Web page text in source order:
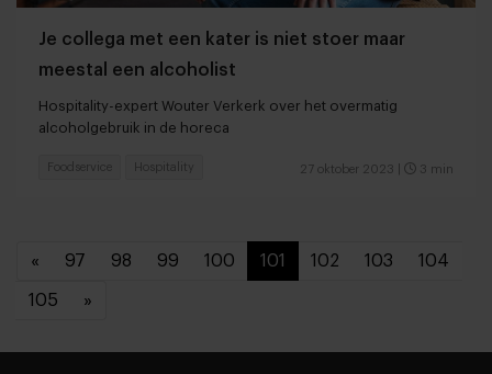
Je collega met een kater is niet stoer maar
meestal een alcoholist
Hospitality-expert Wouter Verkerk over het overmatig
alcoholgebruik in de horeca
27 oktober 2023 3 min
Foodservice Hospitality
« 97 98 99 100 101 102 103 104
105 »